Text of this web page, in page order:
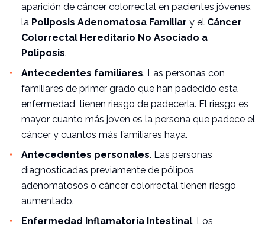
aparición de cáncer colorrectal en pacientes jóvenes,
la Poliposis Adenomatosa Familiar y el Cáncer
Colorrectal Hereditario No Asociado a
Poliposis.
Antecedentes familiares. Las personas con
familiares de primer grado que han padecido esta
enfermedad, tienen riesgo de padecerla. El riesgo es
mayor cuanto más joven es la persona que padece el
cáncer y cuantos más familiares haya.
Antecedentes personales. Las personas
diagnosticadas previamente de pólipos
adenomatosos o cáncer colorrectal tienen riesgo
aumentado.
Enfermedad Inflamatoria Intestinal. Los